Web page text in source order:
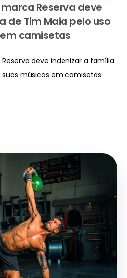
Reserva deve
de Tim Maia pelo uso
camisetas
deve indenizar a família
músicas em camisetas